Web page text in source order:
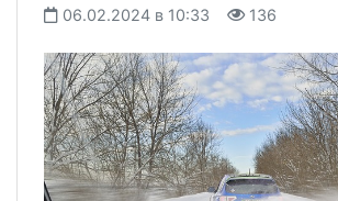
06.02.2024 в 10:33 136